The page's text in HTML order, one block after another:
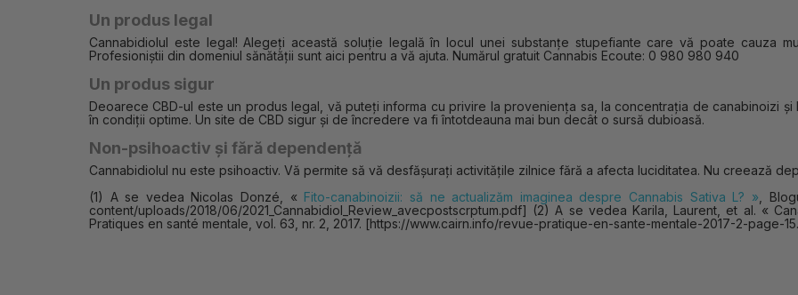
Un produs legal
Cannabidiolul este legal! Alegeți această soluție legală în locul unei substanțe stupefiante care vă poate cauza
Profesioniștii din domeniul sănătății sunt aici pentru a vă ajuta. Numărul gratuit Cannabis Ecoute: 0 980 980 940
Un produs sigur
Deoarece CBD-ul este un produs legal, vă puteți informa cu privire la proveniența sa, la concentrația de canabinoizi și
în condiții optime. Un site de CBD sigur și de încredere va fi întotdeauna mai bun decât o sursă dubioasă.
Non-psihoactiv și fără dependență
Cannabidiolul nu este psihoactiv. Vă permite să vă desfășurați activitățile zilnice fără a afecta luciditatea. Nu creează
(1) A se vedea Nicolas Donzé, « Fito-canabinoizii: să ne actualizăm imaginea despre Cannabis Sativa L? »,
content/uploads/2018/06/2021_Cannabidiol_Review_avecpostscrptum.pdf] (2) A se vedea Karila, Laurent, et al. «
Pratiques en santé mentale, vol. 63, nr. 2, 2017. [https://www.cairn.info/revue-pratique-en-sante-mentale-2017-2-page-